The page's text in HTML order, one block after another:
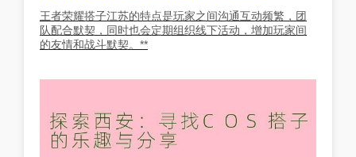
王者荣耀搭子江苏的特点是玩家之间沟通互动频繁，团
队配合默契，同时也会定期组织线下活动，增加玩家间
的友情和战斗默契。**